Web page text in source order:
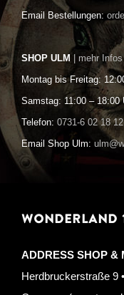
Email Bestellungen:
SHOP ULM | mehr Infos
Montag bis Freitag:
Samstag: 11:00 – 18:00
Telefon: 0731-6 02 18 12
Email Shop Ulm:
WONDERLAND
ADDRESS SHOP &
Herdbruckerstraße 9